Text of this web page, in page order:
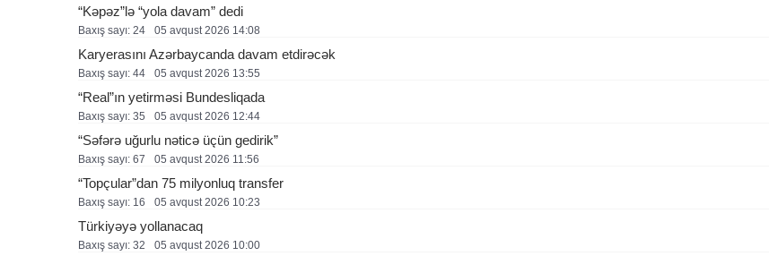
“Kəpəz”lə “yola davam” dedi
Baxış sayı: 24 05 avqust 2026 14:08
Karyerasını Azərbaycanda davam etdirəcək
Baxış sayı: 44 05 avqust 2026 13:55
“Real”ın yetirməsi Bundesliqada
Baxış sayı: 35 05 avqust 2026 12:44
“Səfərə uğurlu nəticə üçün gedirik”
Baxış sayı: 67 05 avqust 2026 11:56
“Topçular”dan 75 milyonluq transfer
Baxış sayı: 16 05 avqust 2026 10:23
Türkiyəyə yollanacaq
Baxış sayı: 32 05 avqust 2026 10:00